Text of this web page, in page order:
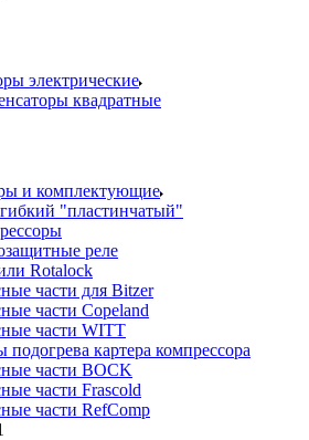
электрические
квадратные
и комплектующие
"пластинчатый"
реле
Rotalock
части для Bitzer
части Copeland
части WITT
картера компрессора
части BOCK
части Frascold
части RefComp